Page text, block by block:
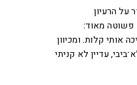
על הרעיון
פשוטה מאוד:
אותי קלות. ומכיוון
עדיין לא קניתי